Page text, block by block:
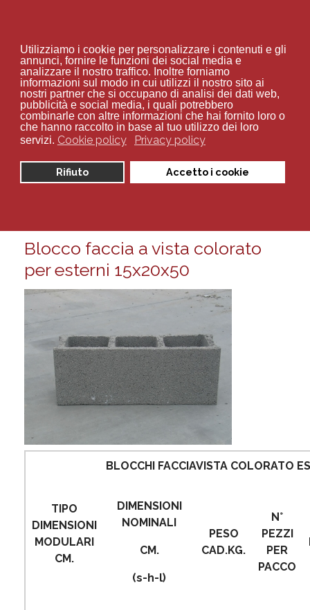
Utilizziamo i cookie per personalizzare i contenuti e gli
annunci, fornire le funzioni dei social media e
analizzare il nostro traffico. Inoltre forniamo
informazioni sul modo in cui utilizzi il nostro sito ai
nostri partner che si occupano di analisi dei dati web,
pubblicità e social media, i quali potrebbero
combinarle con altre informazioni che hai fornito loro o
che hanno raccolto in base al tuo utilizzo dei loro
servizi. Cookie policy Privacy policy
Rifiuto Accetto i cookie
Sei qui:Home blocco colorato esterni
Visualizza articoli per tag:
blocco colorato esterni
Blocco faccia a vista colorato
per esterni 15x20x50
BLOCCHI FACCIAVISTA COLORATO
TIPO
DIMENSIONI
MODULARI
CM.
DIMENSIONI
NOMINALI
CM.
(s-h-l)
PESO
CAD.KG.
N°
PEZZI
PER
PACCO